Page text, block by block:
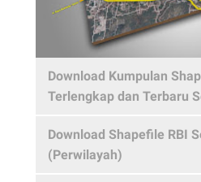
Download Kumpulan
Terlengkap dan Terbaru
Download Shapefile RBI
(Perwilayah)